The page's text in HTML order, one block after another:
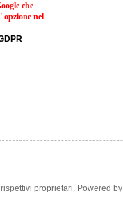
che
opzione nel
proprietari. Powered by